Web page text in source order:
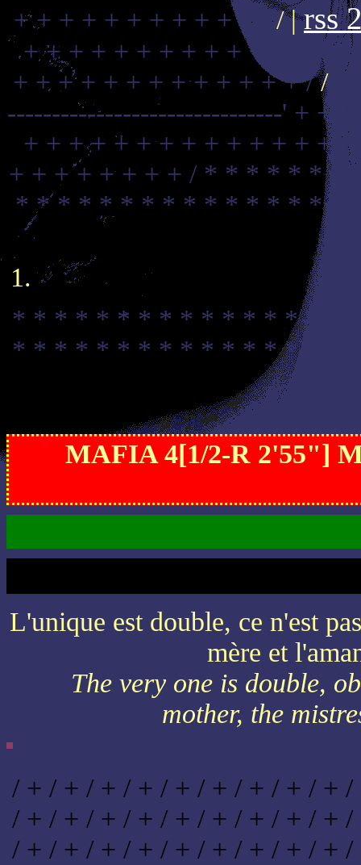
+ + + + + + + + + + + // |rss
+ + + + + + + + + + + + + +
+ + + + + + + + + + + + + //
-------------------------------' + +
+ + + + + + + + + + + + + +
+ + + + + + + + / * * * * * * *
* * * * * * * * * * * * * * * *
* * * * * * * * * * * * * * * *
* * * * * * * * * * * * * * * *
MAFIA 4[1/2-R 2'55"]
L'unique est double, ce n'est
mère et
The very one is double,
mother, the
/ + / + / + / + / + / + / + / + / +
/ + / + / + / + / + / + / + / + / +
/ + / + / + / + / + / + / + / + / +